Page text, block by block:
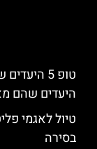
טופ 5
היעדים שהם
טיול לאגמי
בסירה